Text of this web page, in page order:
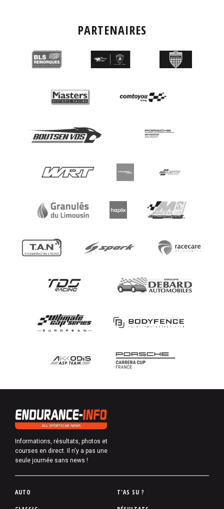
PARTENAIRES
Informations, résultats, photos et
courses en direct. Il n'y a pas une
seule journée sans news !
P
AUTO
T'AS SU ?